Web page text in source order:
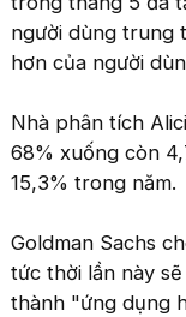
người dùng trung
hơn của người
Nhà phân tích
68% xuống còn
15,3% trong năm.
Goldman Sachs
tức thời lần này
thành "ứng dụng